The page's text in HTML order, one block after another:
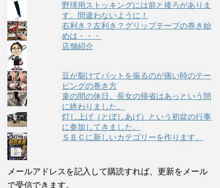
野球用ストッキングには前と後ろがありま
す。間違わないように！
右利き？左利き？グリップテープの巻き始
めは・・・
店舗紹介
豆が裂けてバットを振るのが痛い時のテー
ピングの巻き方
束の間の休日。長女の帰省はあっという間
に終わりました。
灯し上げ（とぼしあげ）という初盆の行事
に参加してきました。
ＳＢＣに新しいカテゴリーを作ります。
メールアドレスを記入して購読すれば、更新をメール
で受信できます。